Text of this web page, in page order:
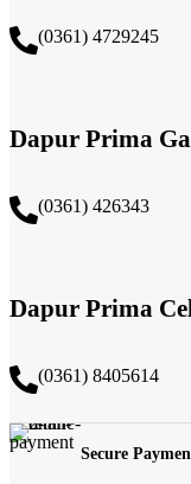
(0361) 4729245
Dapur Prima
(0361) 426343
Dapur Prima
(0361) 8405614
Secure